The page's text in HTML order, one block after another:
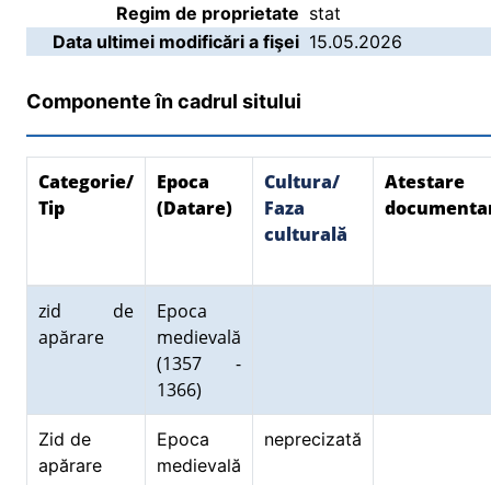
Regim de proprietate stat
Data ultimei modificări a fişei 15.05.2026
Componente în cadrul sitului
Categorie/
Tip
Epoca
(Datare)
Cultura/
Faza
culturală
Atestare
zid de
apărare
Epoca
medievală
(1357 -
1366)
Zid de
apărare
Epoca
medievală
neprecizată